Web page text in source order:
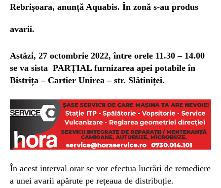
Rebrișoara, anunță Aquabis. În zonă s-au produs
avarii.
Astăzi, 27 octombrie 2022, între orele 11.30 – 14.00
se va sista PARȚIAL furnizarea apei potabile în
Bistrița – Cartier Unirea – str. Slătiniței.
În acest interval orar se vor efectua lucrări de remediere
a unei avarii apărute pe rețeaua de distribuție.